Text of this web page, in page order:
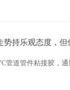
持乐观态度，但
管道管件粘接胶，